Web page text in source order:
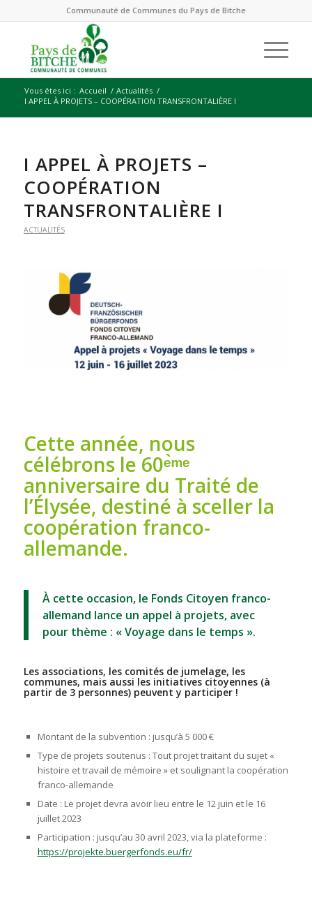
Communauté de Communes du Pays de Bitche
Vous êtes ici : Accueil / Actualités /
I APPEL À PROJETS – COOPÉRATION TRANSFRONTALIÈRE I
I APPEL À PROJETS –
COOPÉRATION
TRANSFRONTALIÈRE I
ACTUALITÉS
Cette année, nous
célébrons le 60ᵉ̀ᵐᵉ
anniversaire du Traité de
l’Élysée, destiné à sceller la
coopération franco-
allemande.
À cette occasion, le Fonds Citoyen franco-
allemand lance un appel à projets, avec
pour thème : « Voyage dans le temps ».
Les associations, les comités de jumelage, les
communes, mais aussi les initiatives citoyennes (à
partir de 3 personnes) peuvent y participer !
Montant de la subvention : jusqu’à 5 000 €
Type de projets soutenus : Tout projet traitant du sujet «
histoire et travail de mémoire » et soulignant la coopération
franco-allemande
Date : Le projet devra avoir lieu entre le 12 juin et le 16
juillet 2023
Participation : jusqu’au 30 avril 2023, via la plateforme :
https://projekte.buergerfonds.eu/fr/